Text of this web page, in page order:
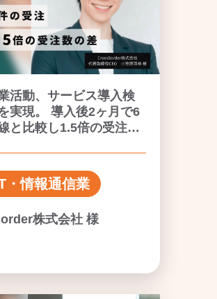
活動、サービス導入検
実現。 導入後2ヶ月で6
と比較し1.5倍の受注数
・情報通信業
株式会社 様